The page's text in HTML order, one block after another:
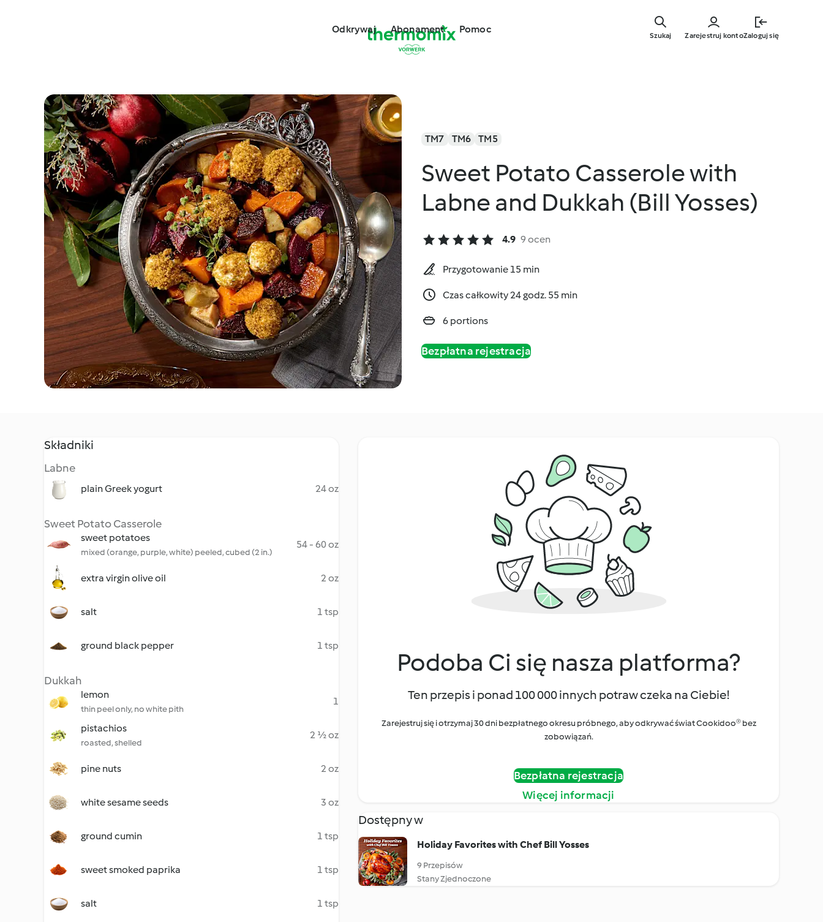
głównej
Odkrywaj Abonament Pomoc
Zarejestruj kontoZaloguj się
Szukaj
TM7 TM6 TM5
Sweet Potato Casserole with
Labne and Dukkah (Bill Yosses)
4.9 9 ocen
Przygotowanie 15 min
Czas całkowity 24 godz. 55 min
6 portions
Bezpłatna rejestracja
Składniki
Labne
plain Greek yogurt 24 oz
Sweet Potato Casserole
sweet potatoes
mixed (orange, purple, white) peeled, cubed (2 in.)
54 - 60 oz
extra virgin olive oil 2 oz
salt 1 tsp
ground black pepper 1 tsp
Dukkah
lemon
thin peel only, no white pith
1
pistachios
roasted, shelled
2 ½ oz
pine nuts 2 oz
white sesame seeds 3 oz
ground cumin 1 tsp
sweet smoked paprika 1 tsp
salt 1 tsp
Podoba Ci się nasza platforma?
Ten przepis i ponad 100 000 innych potraw czeka na Ciebie!
Zarejestruj się i otrzymaj 30 dni bezpłatnego okresu próbnego, aby odkrywać świat Cookidoo® bez
zobowiązań.
Bezpłatna rejestracja
Więcej informacji
Dostępny w
Holiday Favorites with Chef Bill Yosses
9 Przepisów
Stany Zjednoczone